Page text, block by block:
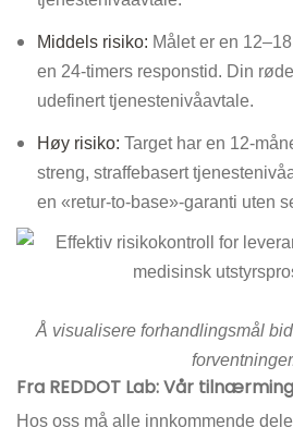
Middels risiko: Målet er en
en 24-timers responstid. Din
udefinert tjenestenivåavtale.
Høy risiko: Target har en 12-
streng, straffebasert
en «retur-to-base»-garanti uten
Å visualisere forhandlingsmål
Fra REDDOT Lab: Vår
Hos oss må alle innkommende